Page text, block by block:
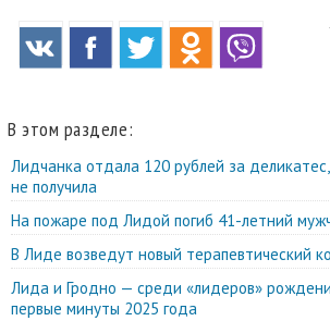
В этом разделе:
Лидчанка отдала 120 рублей за
не получила
На пожаре под Лидой погиб 41-летний
В Лиде возведут новый терапевтический
Лида и Гродно — среди «лидеров»
первые минуты 2025 года